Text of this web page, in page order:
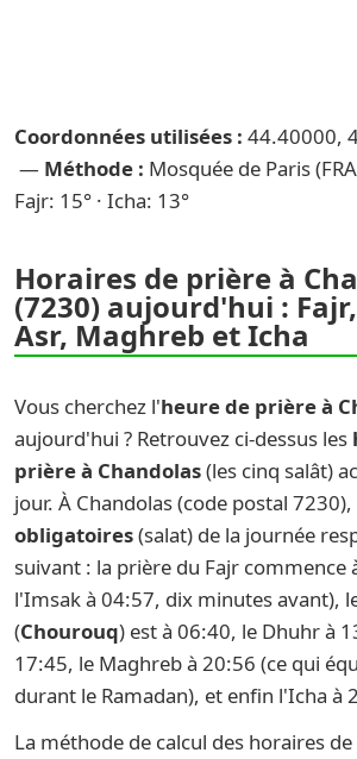
Coordonnées utilisées : 44.40000,
— Méthode : Mosquée de Paris
Fajr: 15° · Icha: 13°
Horaires de prière à
(7230) aujourd'hui :
Asr, Maghreb et Icha
Vous cherchez l'heure de prière à
aujourd'hui ? Retrouvez ci-dessus les
prière à Chandolas(les cinq salât)
jour. À Chandolas (code postal 7230),
obligatoires(salat) de la journée
suivant : la prière du Fajr commence
l'Imsak à 04:57, dix minutes avant),
(Chourouq) est à 06:40, le Dhuhr à
17:45, le Maghreb à 20:56 (ce qui
durant le Ramadan), et enfin l'Icha à
La méthode de calcul des horaires